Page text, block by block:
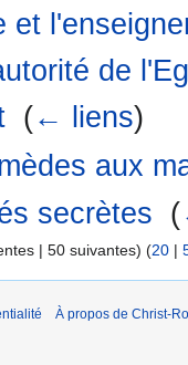
et
de
(← liens)
aux
secrètes
(
| 50 suivantes) (20 |
À propos de Christ-